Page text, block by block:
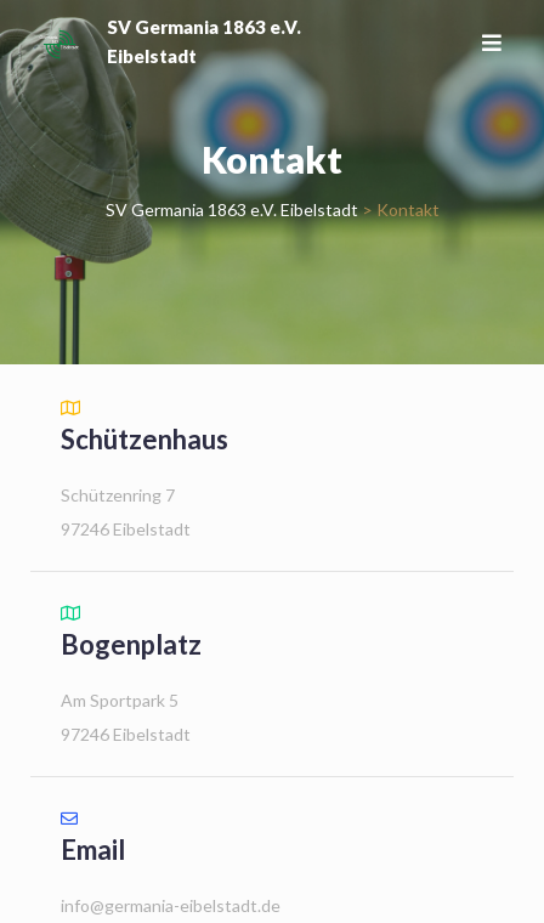
to
content
SV Germania 1863 e.V.
Eibelstadt
Kontakt
SV Germania 1863 e.V. Eibelstadt >Kontakt
Schützenhaus
Schützenring 7
97246 Eibelstadt
Bogenplatz
Am Sportpark 5
97246 Eibelstadt
Email
info@germania-eibelstadt.de